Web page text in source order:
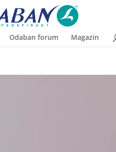
Odaban forum Magazin